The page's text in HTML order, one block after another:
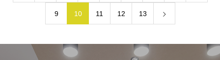
9 10 11 12 13